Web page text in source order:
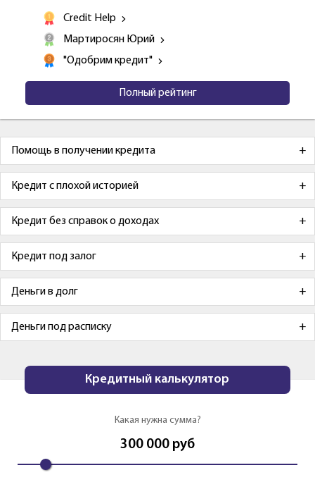
Credit Help
Мартиросян Юрий
"Одобрим кредит"
Полный рейтинг
Помощь в получении кредита
Кредит с плохой историей
Кредит без справок о доходах
Кредит под залог
Деньги в долг
Деньги под расписку
Кредитный калькулятор
Какая нужна сумма?
300 000 руб